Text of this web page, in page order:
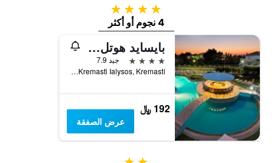
4 نجوم
4 نجوم أو أكثر
بايسايد هوتل كاتساراس
4 نجوم
جيد 7.9
Marmaro Area Kremasti Ialysos, Kremastí, اليونان
192 ﷼
عرض الصفقة